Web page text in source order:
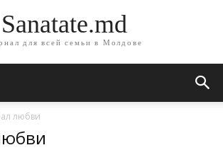
Sanatate.md
для всей семьи в Молдове
любви